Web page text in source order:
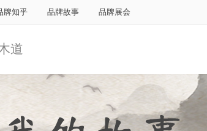
牌知乎 品牌故事 品牌展会
道